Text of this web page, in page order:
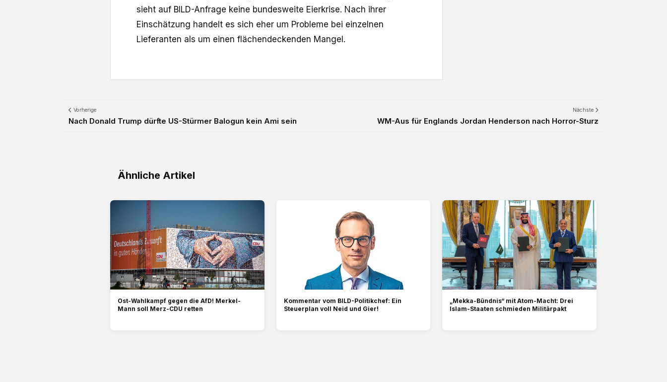
sieht auf BILD-Anfrage keine bundesweite Eierkrise. Nach ihrer
Einschätzung handelt es sich eher um Probleme bei einzelnen
Lieferanten als um einen flächendeckenden Mangel.
Vorherige
Nach Donald Trump dürfte US-Stürmer Balogun kein Ami sein
Nächste
WM-Aus für Englands Jordan Henderson nach Horror-Sturz
Ähnliche Artikel
Ost-Wahlkampf gegen die AfD! Merkel-
Mann soll Merz-CDU retten
Kommentar vom BILD-Politikchef: Ein
Steuerplan voll Neid und Gier!
„Mekka-Bündnis“ mit Atom-Macht: Drei
Islam-Staaten schmieden Militärpakt